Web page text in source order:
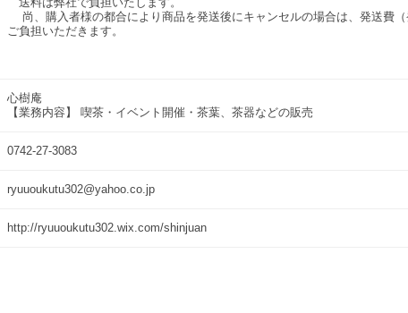
尚、購入者様の都合により商品を発送後にキャンセルの場合は、発送費
ご負担いただきます。
心樹庵
【業務内容】 喫茶・イベント開催・茶葉、茶器などの販売
0742-27-3083
ryuuoukutu302@yahoo.co.jp
http://ryuuoukutu302.wix.com/shinjuan